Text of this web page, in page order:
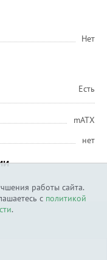
работы сайта.
с политикой
.
Нет
Есть
mATX
нет